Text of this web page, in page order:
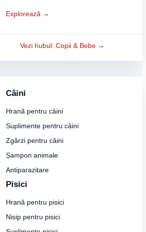
Explorează →
Vezi hubul: Copii & Bebe →
Câini
Hrană pentru câini
Suplimente pentru câini
Zgărzi pentru câini
Șampon animale
Antiparazitare
Pisici
Hrană pentru pisici
Nisip pentru pisici